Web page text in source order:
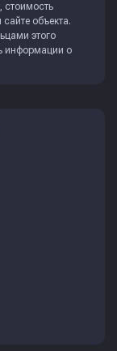
стоимость
объекта.
этого
информации о